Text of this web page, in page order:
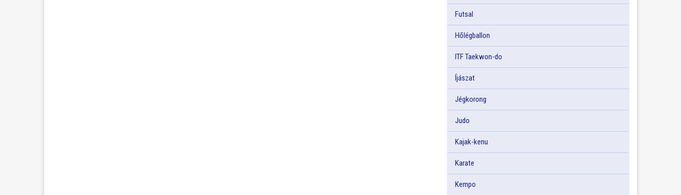
Futsal
Hőlégballon
ITF Taekwon-do
Íjászat
Jégkorong
Judo
Kajak-kenu
Karate
Kempo